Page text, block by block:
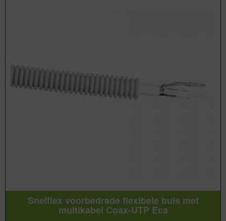
Snelflex voorbedrade flexibele buis met
multikabel Coax-UTP Eca